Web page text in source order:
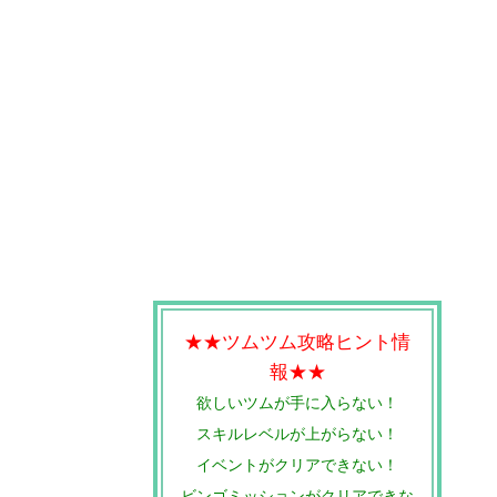
★★ツムツム攻略ヒント情
報★★
欲しいツムが手に入らない！
スキルレベルが上がらない！
イベントがクリアできない！